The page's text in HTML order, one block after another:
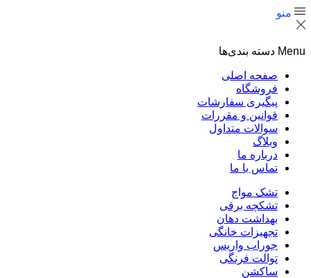
منو
Menu دسته بندی‌ها
صفحه اصلی
فروشگاه
پیگیری سفارشات
قوانین و مقررات
سوالات متداول
وبلاگ
درباره ما
تماس با ما
تشک مواج
تشکچه برقی
بهداشت دهان
تجهیزات خانگی
جوراب واریس
توالت فرنگی
ساکشن